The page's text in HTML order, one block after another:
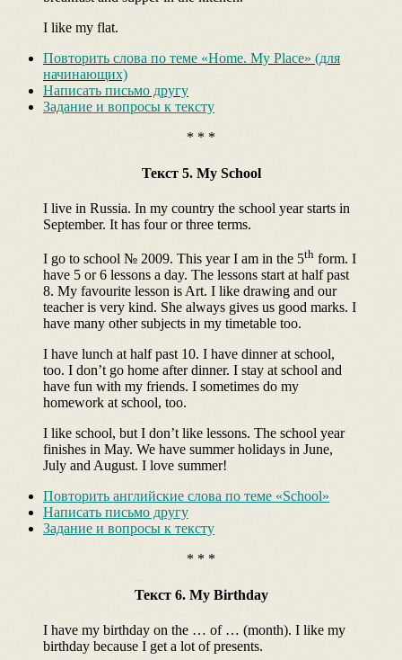
I like my flat.
Повторить слова по теме «Home. My Place» (для
начинающих)
Написать письмо другу
Задание и вопросы к тексту
* * *
Текст 5. My School
I live in Russia. In my country the school year starts in
September. It has four or three terms.
I go to school № 2009. This year I am in the 5th form. I
have 5 or 6 lessons a day. The lessons start at half past
8. My favourite lesson is Art. I like drawing and our
teacher is very kind. She always gives us good marks. I
have many other subjects in my timetable too.
I have lunch at half past 10. I have dinner at school,
too. I don’t go home after dinner. I stay at school and
have fun with my friends. I sometimes do my
homework at school, too.
I like school, but I don’t like lessons. The school year
finishes in May. We have summer holidays in June,
July and August. I love summer!
Повторить английские слова по теме «School»
Написать письмо другу
Задание и вопросы к тексту
* * *
Текст 6. My Birthday
I have my birthday on the … of … (month). I like my
birthday because I get a lot of presents.